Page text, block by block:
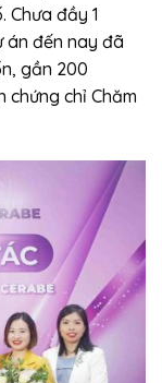
Chưa đầy 1
án đến nay đã
gần 200
chỉ Chăm